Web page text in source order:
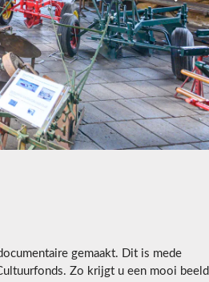
gemaakt. Dit is mede
Zo krijgt u een mooi beeld